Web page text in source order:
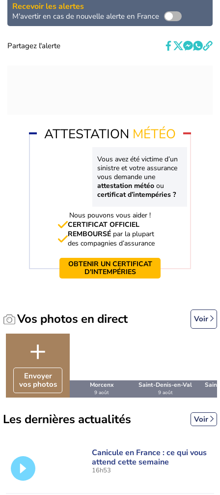
Recevoir les alertes
M'avertir en cas de nouvelle alerte en France
Partagez l'alerte
ATTESTATION MÉTÉO
Vous avez été victime d’un
sinistre et votre assurance
vous demande une
attestation météo ou
certificat d’intempéries ?
Nous pouvons vous aider !
CERTIFICAT OFFICIEL
REMBOURSÉ par la plupart
des compagnies d’assurance
OBTENIR UN CERTIFICAT
D'INTEMPÉRIES
Vos photos en direct Voir
+
Envoyer
vos photos
Morcenx
9 août
Saint-Denis-en-Val
9 août
Les dernières actualités Voir
Canicule en France : ce qui vous
attend cette semaine
16h53